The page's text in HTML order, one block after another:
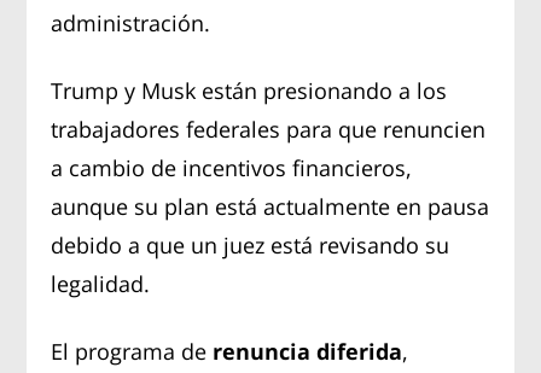
administración.
Trump y Musk están presionando a los
trabajadores federales para que renuncien
a cambio de incentivos financieros,
aunque su plan está actualmente en pausa
debido a que un juez está revisando su
legalidad.
El programa de renuncia diferida,